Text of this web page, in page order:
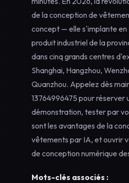
de la conception de
concept — elle s'implante en
produit industriel de la
dans cinq grands centres
Shanghai, Hangzhou,
Quanzhou. Appelez dès
13764996475 pour réserver
démonstration, tester par
sont les avantages de la
vêtements par IA, et ouvrir
de conception numérique
Mots-clés associés :